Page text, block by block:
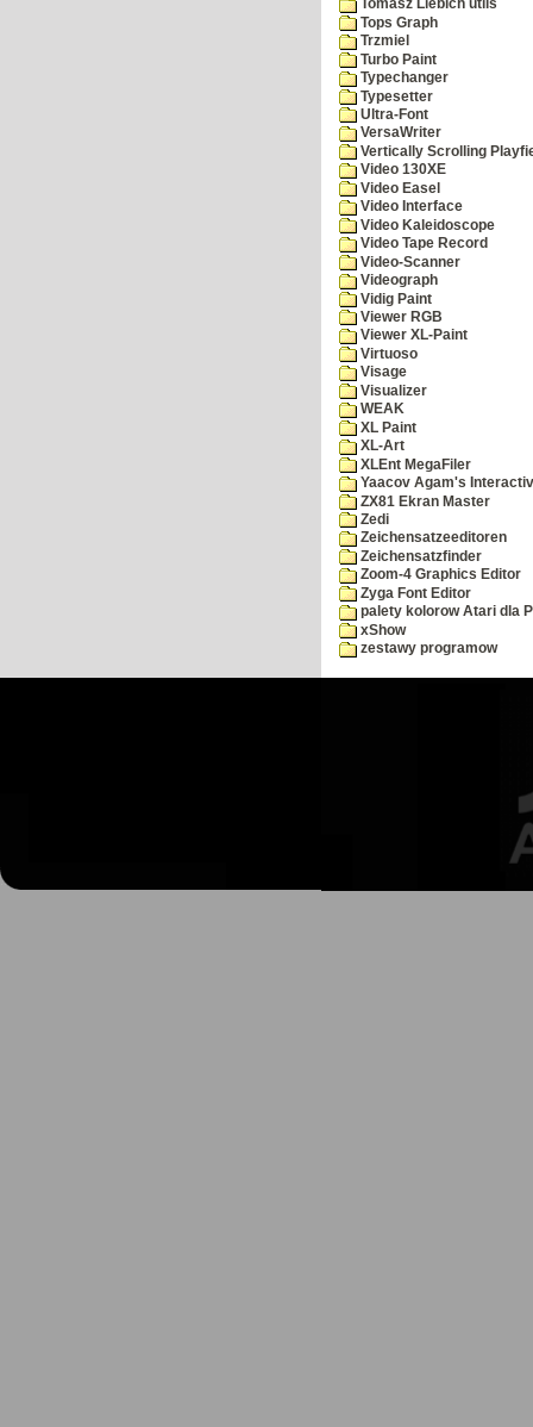
Tomasz Liebich utils
Tops Graph
Trzmiel
Turbo Paint
Typechanger
Typesetter
Ultra-Font
VersaWriter
Vertically Scrolling
Video 130XE
Video Easel
Video Interface
Video Kaleidoscope
Video Tape Record
Video-Scanner
Videograph
Vidig Paint
Viewer RGB
Viewer XL-Paint
Virtuoso
Visage
Visualizer
WEAK
XL Paint
XL-Art
XLEnt MegaFiler
Yaacov Agam's
ZX81 Ekran Master
Zedi
Zeichensatzeeditoren
Zeichensatzfinder
Zoom-4 Graphics Editor
Zyga Font Editor
palety kolorow Atari dla
xShow
zestawy programow